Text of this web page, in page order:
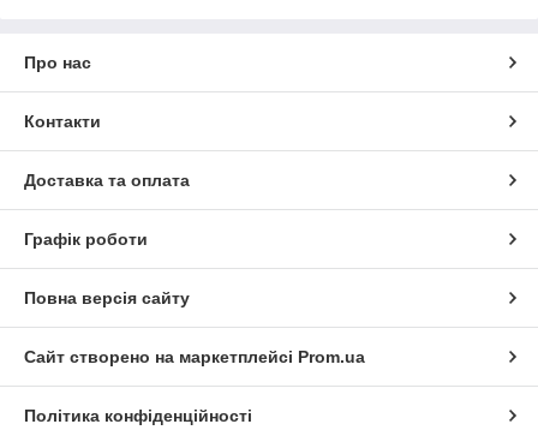
Про нас
Контакти
Доставка та оплата
Графік роботи
Повна версія сайту
Сайт створено на маркетплейсі Prom.ua
Політика конфіденційності